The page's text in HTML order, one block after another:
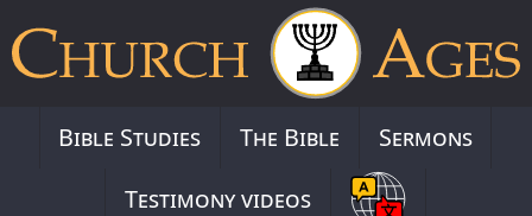
Bible Studies The Bible
Sermons
Testimony videos